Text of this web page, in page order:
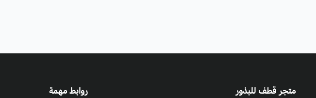
متجر قطف للبذور روابط مهمة